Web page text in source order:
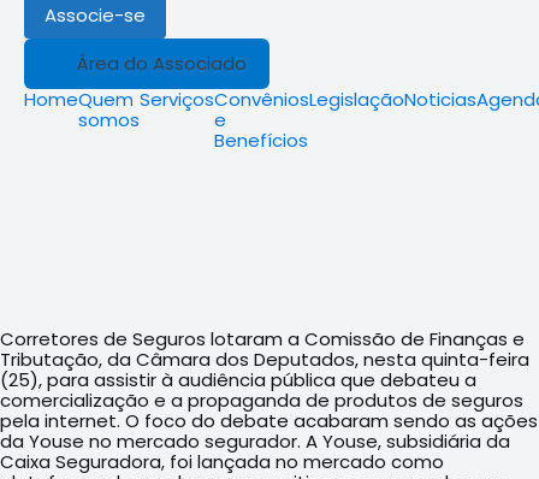
Associe-se
Área do Associado
HomeQuem
somos
ServiçosConvênios
e
Benefícios
LegislaçãoNoticias
Corretores de Seguros lotaram a Comissão de Finanças e
Tributação, da Câmara dos Deputados, nesta quinta-feira
(25), para assistir à audiência pública que debateu a
comercialização e a propaganda de produtos de seguros
pela internet. O foco do debate acabaram sendo as ações
da Youse no mercado segurador. A Youse, subsidiária da
Caixa Seguradora, foi lançada no mercado como